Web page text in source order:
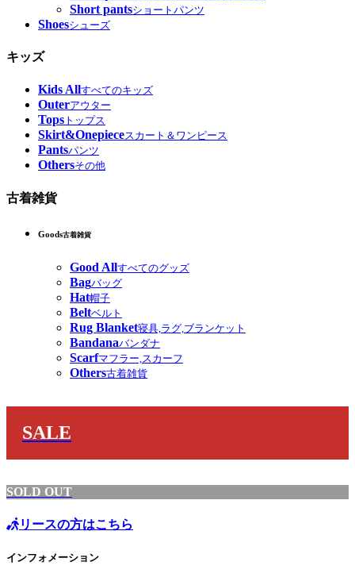
Short pantsショートパンツ
Shoesシューズ
キッズ
Kids Allすべてのキッズ
Outerアウター
Tops トップス
Skirt&Onepieceスカート＆ワンピース
Pantsパンツ
Othersその他
古着雑貨
Goods古着雑貨
Good Allすべてのグッズ
Bagバッグ
Hat帽子
Beltベルト
Rug Blanket寝具,ラグ,ブランケット
Bandanaバンダナ
Scarfマフラー,スカーフ
Others古着雑貨
SALE
SOLD OUT
リースの方はこちら
インフォメーション